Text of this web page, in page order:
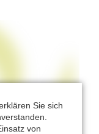
Sie sich
von